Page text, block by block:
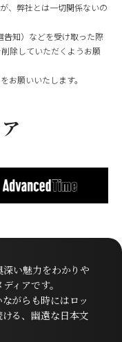
、弊社とは一切関係ないの
告知）などを受け取った際
除していただくようお願
お願いいたします。
深い魅力をわかりや
ィアです。
がらも時にはロッ
る、幽遠な日本文